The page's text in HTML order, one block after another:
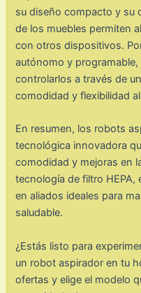
su diseño compacto y su
de los muebles permiten
con otros dispositivos.
autónomo y
controlarlos a través de
comodidad y flexibilidad
En resumen, los robots
tecnológica innovadora
comodidad y mejoras en
tecnología de filtro
en aliados ideales para
saludable.
¿Estás listo para
un robot aspirador en tu
ofertas y elige el modelo